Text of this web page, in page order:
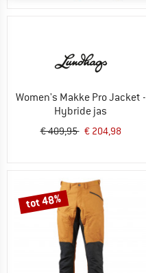
Women's Makke Pro Jacket -
Hybride jas
Oorspronkelijke prijs
€ 409,95 Prijs
€ 204,98
tot48%